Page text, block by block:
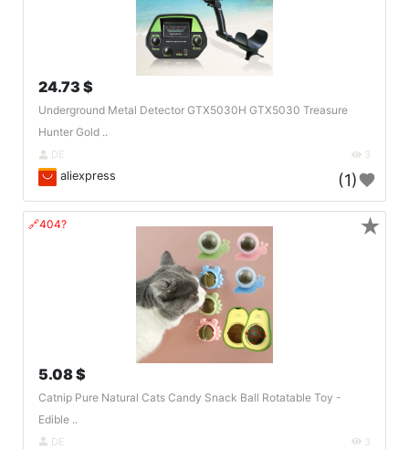
24.73 $
Underground Metal Detector GTX5030H GTX5030 Treasure
Hunter Gold ..
DE 3
aliexpress (1)
🔗404?
5.08 $
Catnip Pure Natural Cats Candy Snack Ball Rotatable Toy -
Edible ..
DE 3
★